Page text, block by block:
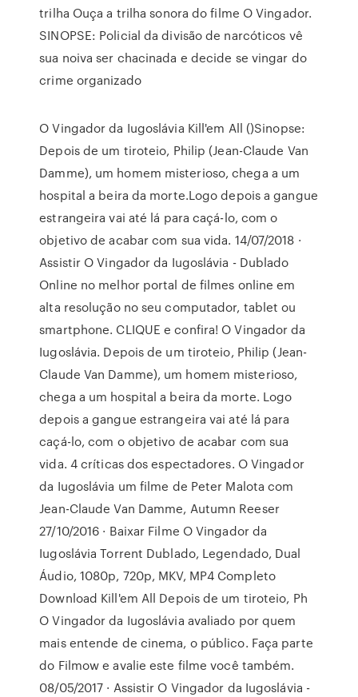
trilha Ouça a trilha sonora do filme O Vingador.
SINOPSE: Policial da divisão de narcóticos vê
sua noiva ser chacinada e decide se vingar do
crime organizado
O Vingador da Iugoslávia Kill'em All ()Sinopse:
Depois de um tiroteio, Philip (Jean-Claude Van
Damme), um homem misterioso, chega a um
hospital a beira da morte.Logo depois a gangue
estrangeira vai até lá para caçá-lo, com o
objetivo de acabar com sua vida. 14/07/2018 ·
Assistir O Vingador da Iugoslávia - Dublado
Online no melhor portal de filmes online em
alta resolução no seu computador, tablet ou
smartphone. CLIQUE e confira! O Vingador da
Iugoslávia. Depois de um tiroteio, Philip (Jean-
Claude Van Damme), um homem misterioso,
chega a um hospital a beira da morte. Logo
depois a gangue estrangeira vai até lá para
caçá-lo, com o objetivo de acabar com sua
vida. 4 críticas dos espectadores. O Vingador
da Iugoslávia um filme de Peter Malota com
Jean-Claude Van Damme, Autumn Reeser
27/10/2016 · Baixar Filme O Vingador da
Iugoslávia Torrent Dublado, Legendado, Dual
Áudio, 1080p, 720p, MKV, MP4 Completo
Download Kill'em All Depois de um tiroteio, Ph
O Vingador da Iugoslávia avaliado por quem
mais entende de cinema, o público. Faça parte
do Filmow e avalie este filme você também.
08/05/2017 · Assistir O Vingador da Iugoslávia -